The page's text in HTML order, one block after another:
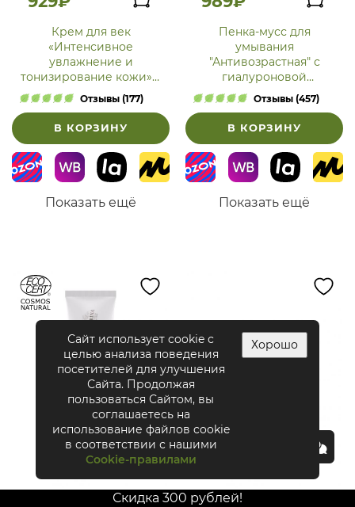
Крем для век
«Интенсивное
увлажнение и
тонизирование кожи» с
гиалуроновой
кислотой и алоэ-вера
Отзывы (177)
В КОРЗИНУ
Показать ещё
Пенка-мусс для
умывания
"Антивозрастная" с
гиалуроновой
кислотой
Отзывы (457)
В КОРЗИНУ
Показать ещё
Сайт использует cookie с
целью анализа поведения
посетителей для улучшения
Сайта. Продолжая
пользоваться Сайтом, вы
соглашаетесь на
использование файлов cookie
в соответствии с нашими
Cookie-правилами
Хорошо
Скидка 300 рублей!